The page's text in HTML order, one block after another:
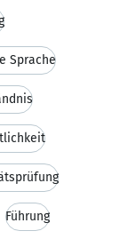
Sprache
Führung